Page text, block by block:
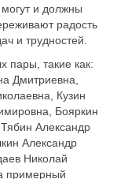
и должны
радость
и трудностей.
пары, такие как:
Дмитриевна,
Кузин
Бояркин
Александр
Александр
Николай
примерный